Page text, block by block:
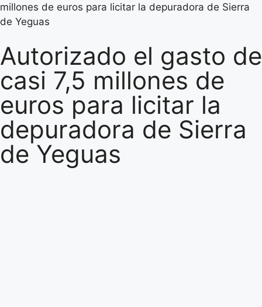
millones de euros para licitar la depuradora de Sierra
de Yeguas
Autorizado el gasto de
casi 7,5 millones de
euros para licitar la
depuradora de Sierra
de Yeguas